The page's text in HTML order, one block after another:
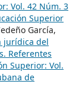
Vol. 42 Núm. 3
Superior
García,
jurídica del
Referentes
Superior: Vol.
de